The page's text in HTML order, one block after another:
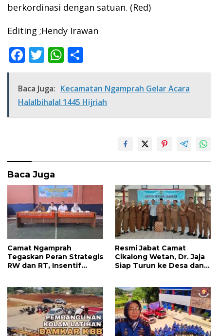
berkordinasi dengan satuan. (Red)
Editing ;Hendy Irawan
F
e
b
o
T
itt
er
W
at
s
A
ar
e
Baca Juga: Kecamatan Ngamprah Gelar Acara
Halalbihalal 1445 Hijriah
Baca Juga
Camat Ngamprah
Tegaskan Peran Strategis
RW dan RT, Insentif
Pengabdian
Resmi Jabat Camat
Cikalong Wetan, Dr. Jaja
Siap Turun ke Desa dan
Lebih Maju